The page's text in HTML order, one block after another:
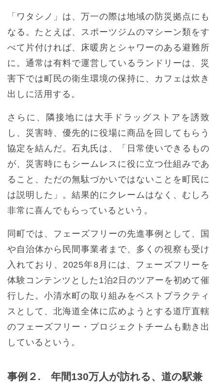
「ワタシノ」は、万一の際は地域の防災拠点にも
なる。たとえば、スポーツジムのマシーン類をす
べて片付ければ、床暖房とシャワーのある避難所
に。通常は有料で運営しているランドリーは、災
害下では町民の衛生環境の保持に、カフェは炊き
出しに活用する。
さらに、隣接地には大手ドラッグストアを誘致
し、災害時、優先的に役場に商品を回してもらう
協定を結んだ。石丸氏は、「日常使いできるもの
が、災害時にもシームレスに役に立つ仕組みであ
ること、ただの無駄づかいではないことを町民に
は説明した」。結果的にクレームはなく、むしろ
非常に喜んでもらっているという。
同町では、フェーズフリーの先進事例として、国
や自治体から民間事業者まで、多くの視察も受け
入れており、2025年8月には、フェーズフリーを
体験コンテンツとした1泊2日のツアーを初めて催
行した。小清水町の取り組みをベストプラクティ
スとして、北海道全体に広めようとする道庁直轄
のフェーズフリー・プロジェクトチームも動き出
しているという。
事例２. 年間130万人が訪れる、道の駅兼